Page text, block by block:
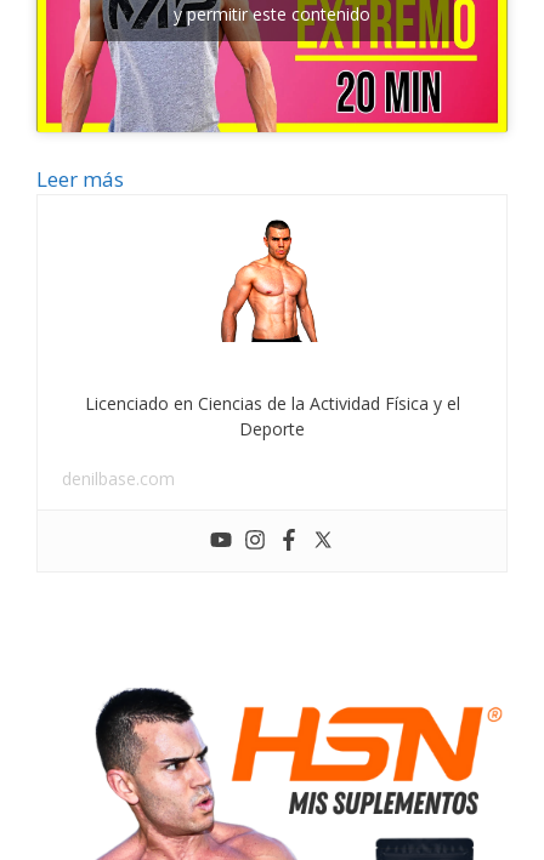
y permitir este contenido
Leer más
Licenciado en Ciencias de la Actividad Física y el
Deporte
denilbase.com